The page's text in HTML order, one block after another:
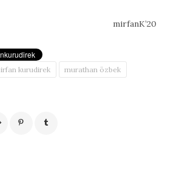
mirfanK’20
irfan kurudirek murathan özbek